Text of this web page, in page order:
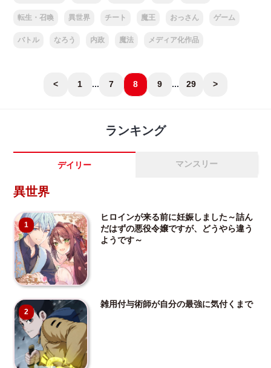
転生・召喚 異世界 チート 魔王 おっさん ゲーム
バトル なろう 内政 魔法 メディア化作品
< 1 ... 7 8 9 ... 29 >
ランキング
デイリー マンスリー
異世界
1
ヒロインが来る前に妊娠しました～詰ん
だはずの悪役令嬢ですが、どうやら違う
ようです～
2
雑用付与術師が自分の最強に気付くまで